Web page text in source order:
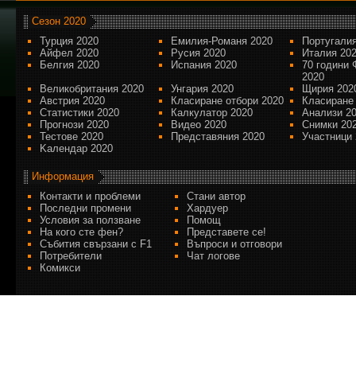
Сезон 2020
Турция 2020
Емилия-Романя 2020
Айфел 2020
Русия 2020
Италия
Белгия 2020
Испания 2020
70 години
2020
Великобритания 2020
Унгария 2020
Щирия
Австрия 2020
Класиране отбори 2020
Статистики 2020
Калкулатор 2020
Анализи
Прогнози 2020
Видео 2020
Снимки
Тестове 2020
Представяния 2020
Участници
Kалендар 2020
Информация
Контакти и проблеми
Стани автор
Последни промени
Хардуер
Условия за ползване
Помощ
На кого сте фен?
Представете се!
Събития свързани с F1
Въпроси и отговори
Потребители
Чат логове
Комикси